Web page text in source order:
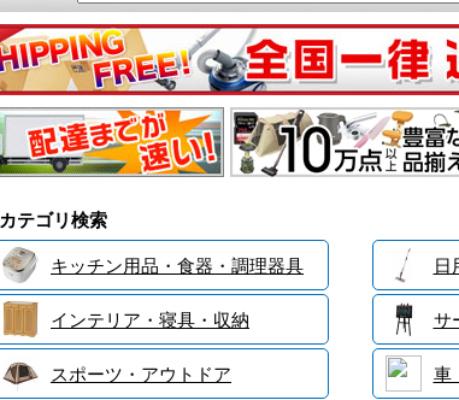
カテゴリ検索
キッチン用品・食器・調理器具 日
インテリア・寝具・収納 サ
スポーツ・アウトドア 車